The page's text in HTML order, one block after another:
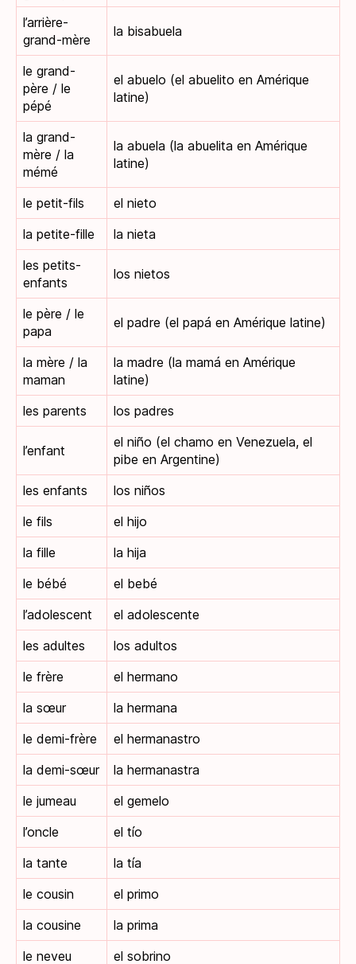
l’arrière-
grand-mère
la bisabuela
le grand-
père / le
pépé
el abuelo (el abuelito en Amérique
latine)
la grand-
mère / la
mémé
la abuela (la abuelita en Amérique
latine)
le petit-fils
el nieto
la petite-fille
la nieta
les petits-
enfants
los nietos
le père / le
papa
el padre (el papá en Amérique latine)
la mère / la
maman
la madre (la mamá en Amérique
latine)
les parents
los padres
l’enfant
el niño (el chamo en Venezuela, el
pibe en Argentine)
les enfants
los niños
le fils
el hijo
la fille
la hija
le bébé
el bebé
l’adolescent
el adolescente
les adultes
los adultos
le frère
el hermano
la sœur
la hermana
le demi-frère
el hermanastro
la demi-sœur
la hermanastra
le jumeau
el gemelo
l’oncle
el tío
la tante
la tía
le cousin
el primo
la cousine
la prima
le neveu
el sobrino